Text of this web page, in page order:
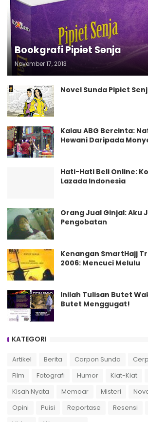
Bookgrafi Pipiet Senja
November 17, 2013
Novel Sunda Pipiet
Kalau ABG Bercinta:
Hewani Daripada
Hati-Hati Beli Online:
Lazada Indonesia
Orang Jual Ginjal: Aku
Pengobatan
Kenangan SmartHajj
2006: Mencuci Melulu
Inilah Tulisan Butet
Butet Menggugat!
KATEGORI
Artikel Berita Carpon Sunda
Film
Fotografi Humor Kiat-Kiat
Kisah Nyata
Memoar Misteri
Opini
Puisi Reportase Resensi